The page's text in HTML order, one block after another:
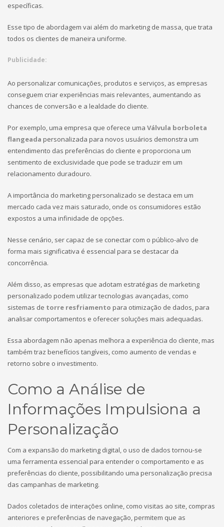
específicas.
Esse tipo de abordagem vai além do marketing de massa, que trata
todos os clientes de maneira uniforme.
Publicidade:
Ao personalizar comunicações, produtos e serviços, as empresas
conseguem criar experiências mais relevantes, aumentando as
chances de conversão e a lealdade do cliente.
Por exemplo, uma empresa que oferece uma Válvula borboleta
flangeada personalizada para novos usuários demonstra um
entendimento das preferências do cliente e proporciona um
sentimento de exclusividade que pode se traduzir em um
relacionamento duradouro.
A importância do marketing personalizado se destaca em um
mercado cada vez mais saturado, onde os consumidores estão
expostos a uma infinidade de opções.
Nesse cenário, ser capaz de se conectar com o público-alvo de
forma mais significativa é essencial para se destacar da
concorrência.
Além disso, as empresas que adotam estratégias de marketing
personalizado podem utilizar tecnologias avançadas, como
sistemas de torre resfriamento para otimização de dados, para
analisar comportamentos e oferecer soluções mais adequadas.
Essa abordagem não apenas melhora a experiência do cliente, mas
também traz benefícios tangíveis, como aumento de vendas e
retorno sobre o investimento.
Como a Análise de
Informações Impulsiona a
Personalização
Com a expansão do marketing digital, o uso de dados tornou-se
uma ferramenta essencial para entender o comportamento e as
preferências do cliente, possibilitando uma personalização precisa
das campanhas de marketing.
Dados coletados de interações online, como visitas ao site, compras
anteriores e preferências de navegação, permitem que as